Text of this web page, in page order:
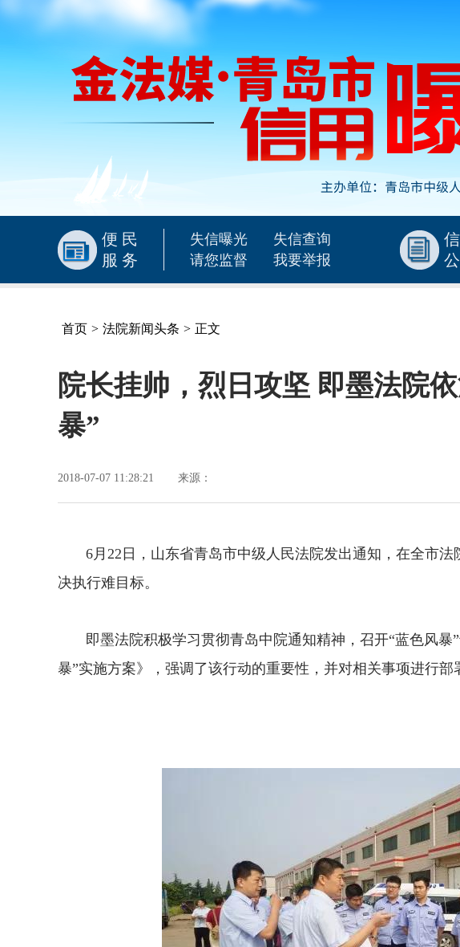
便民
服务
失信曝光
失信查询
请您监督
我要举报
首页 > 法院新闻头条 > 正文
院长挂帅，烈日攻坚 即墨法院
暴”
2018-07-07 11:28:21 来源：
6月22日，山东省青岛市中级人民法院发出通知，在全市法
决执行难目标。
即墨法院积极学习贯彻青岛中院通知精神，召开“蓝色风暴
暴”实施方案》，强调了该行动的重要性，并对相关事项进行部